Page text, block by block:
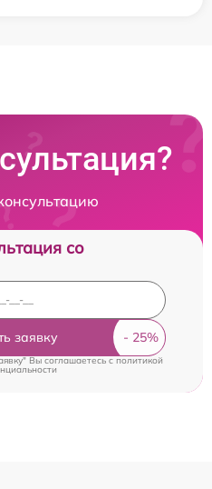
со
заявку
Вы соглашаетесь cполитикой